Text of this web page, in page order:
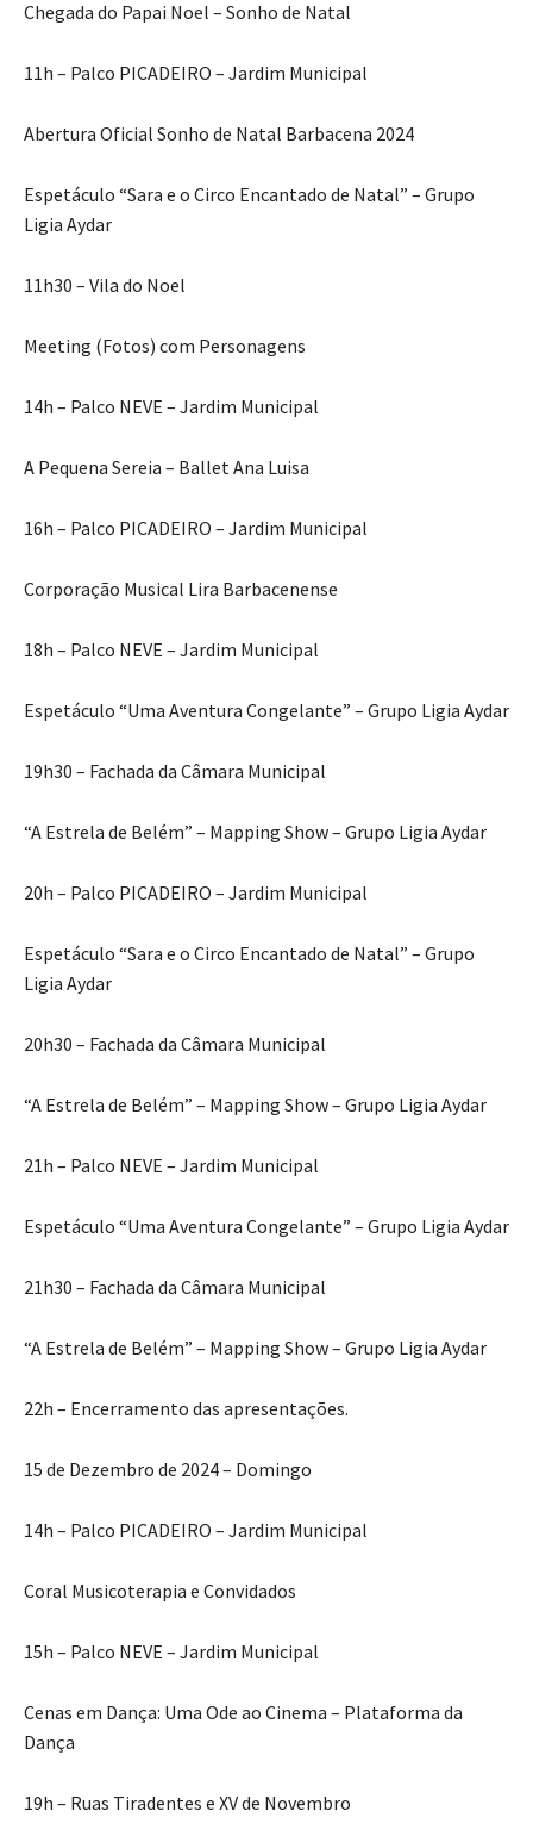
Chegada do Papai Noel – Sonho de Natal
11h – Palco PICADEIRO – Jardim Municipal
Abertura Oficial Sonho de Natal Barbacena 2024
Espetáculo “Sara e o Circo Encantado de Natal” – Grupo
Ligia Aydar
11h30 – Vila do Noel
Meeting (Fotos) com Personagens
14h – Palco NEVE – Jardim Municipal
A Pequena Sereia – Ballet Ana Luisa
16h – Palco PICADEIRO – Jardim Municipal
Corporação Musical Lira Barbacenense
18h – Palco NEVE – Jardim Municipal
Espetáculo “Uma Aventura Congelante” – Grupo Ligia Aydar
19h30 – Fachada da Câmara Municipal
“A Estrela de Belém” – Mapping Show – Grupo Ligia Aydar
20h – Palco PICADEIRO – Jardim Municipal
Espetáculo “Sara e o Circo Encantado de Natal” – Grupo
Ligia Aydar
20h30 – Fachada da Câmara Municipal
“A Estrela de Belém” – Mapping Show – Grupo Ligia Aydar
21h – Palco NEVE – Jardim Municipal
Espetáculo “Uma Aventura Congelante” – Grupo Ligia Aydar
21h30 – Fachada da Câmara Municipal
“A Estrela de Belém” – Mapping Show – Grupo Ligia Aydar
22h – Encerramento das apresentações.
15 de Dezembro de 2024 – Domingo
14h – Palco PICADEIRO – Jardim Municipal
Coral Musicoterapia e Convidados
15h – Palco NEVE – Jardim Municipal
Cenas em Dança: Uma Ode ao Cinema – Plataforma da
Dança
19h – Ruas Tiradentes e XV de Novembro